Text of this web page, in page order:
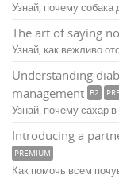
Узнай, почему собака
The art of saying
Узнай, как вежливо
Understanding
management
B2
Узнай, почему сахар
Introducing a
PREMIUM
Как помочь всем